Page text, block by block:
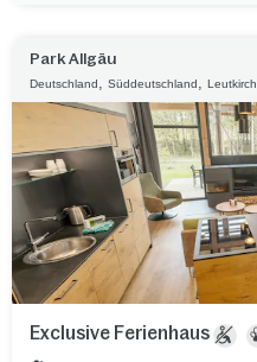
Park Allgäu
Deutschland, Süddeutschland, Leutkirch
Exclusive Ferienhaus